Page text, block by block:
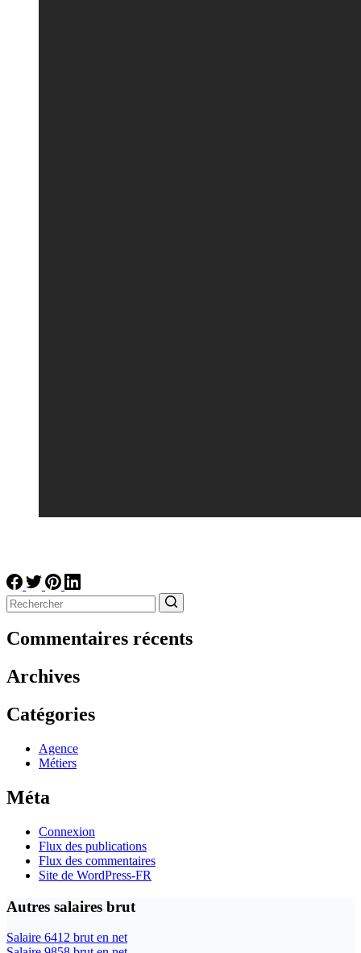
résultat
Commentaires récents
Archives
Catégories
Agence
Métiers
Méta
Connexion
Flux des publications
Flux des commentaires
Site de WordPress-FR
Autres salaires brut
Salaire 6412 brut en net